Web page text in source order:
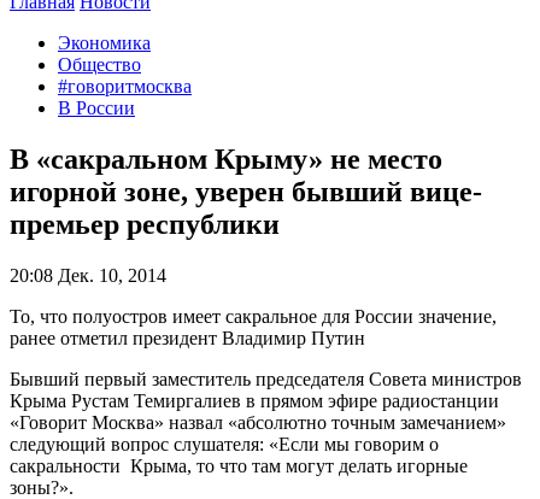
Экономика
Общество
#говоритмосква
В России
В «сакральном Крыму» не место
игорной зоне, уверен бывший вице-
премьер республики
20:08 Дек. 10, 2014
То, что полуостров имеет сакральное для России значение,
ранее отметил президент Владимир Путин
Бывший первый заместитель председателя Совета министров
Крыма Рустам Темиргалиев в прямом эфире радиостанции
«Говорит Москва» назвал «абсолютно точным замечанием»
следующий вопрос слушателя: «Если мы говорим о
сакральности Крыма, то что там могут делать игорные
зоны?».